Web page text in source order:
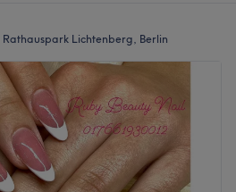
Lichtenberg, Berlin